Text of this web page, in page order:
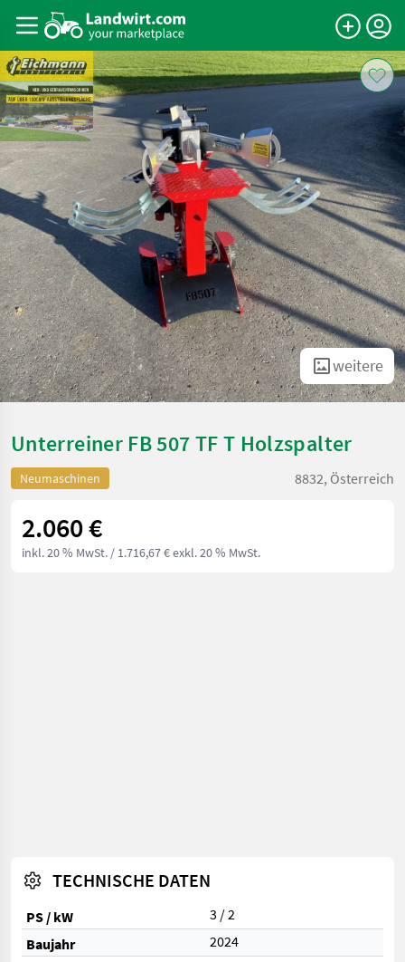
weitere
Unterreiner FB 507 TF T Holzspalter
Neumaschinen 8832, Österreich
2.060 €
inkl. 20 % MwSt. / 1.716,67 € exkl. 20 % MwSt.
TECHNISCHE DATEN
PS / kW
3 / 2
Baujahr
2024